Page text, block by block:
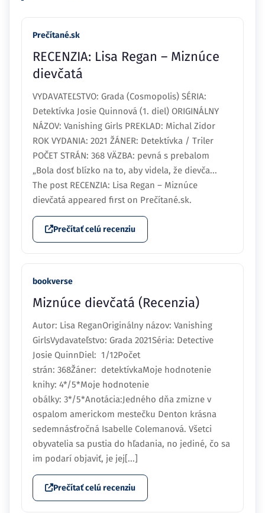
Prečítané.sk
RECENZIA: Lisa Regan – Miznúce
dievčatá
VYDAVATEĽSTVO: Grada (Cosmopolis) SÉRIA:
Detektívka Josie Quinnová (1. diel) ORIGINÁLNY
NÁZOV: Vanishing Girls PREKLAD: Michal Zidor
ROK VYDANIA: 2021 ŽÁNER: Detektívka / Triler
POČET STRÁN: 368 VÄZBA: pevná s prebalom
„Bola dosť blízko na to, aby videla, že dievča...
The post RECENZIA: Lisa Regan – Miznúce
dievčatá appeared first on Prečítané.sk.
Prečítať celú recenziu
bookverse
Miznúce dievčatá (Recenzia)
Autor: Lisa ReganOriginálny názov: Vanishing
GirlsVydavateľstvo: Grada 2021Séria: Detective
Josie QuinnDiel: 1/12Počet
strán: 368Žáner: detektívkaMoje hodnotenie
knihy: 4*/5*Moje hodnotenie
obálky: 3*/5*Anotácia:Jedného dňa zmizne v
ospalom americkom mestečku Denton krásna
sedemnásťročná Isabelle Colemanová. Všetci
obyvatelia sa pustia do hľadania, no jediné, čo sa
im podarí objaviť, je jej[...]
Prečítať celú recenziu